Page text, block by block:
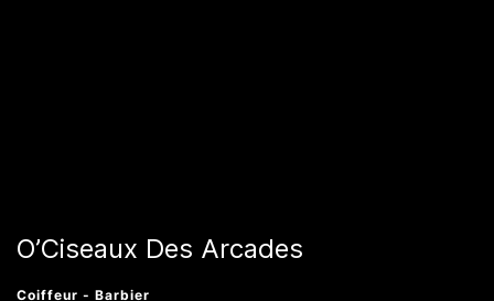
O’Ciseaux Des Arcades
Coiffeur - Barbier